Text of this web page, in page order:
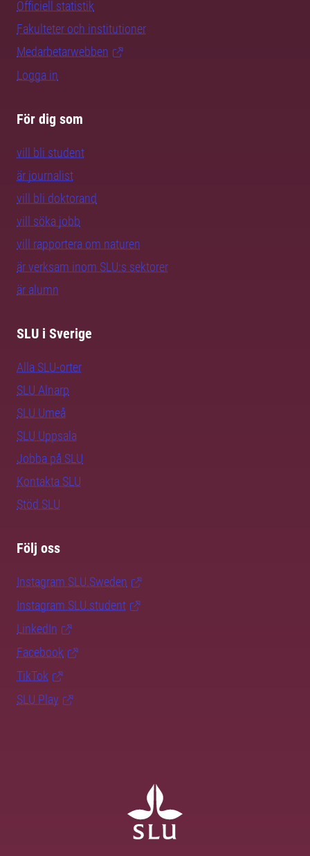
Officiell statistik
Fakulteter och institutioner
Medarbetarwebben
Logga in
För dig som
vill bli student
är journalist
vill bli doktorand
vill söka jobb
vill rapportera om naturen
är verksam inom SLU:s sektorer
är alumn
SLU i Sverige
Alla SLU-orter
SLU Alnarp
SLU Umeå
SLU Uppsala
Jobba på SLU
Kontakta SLU
Stöd SLU
Följ oss
Instagram SLU.Sweden
Instagram SLU.student
LinkedIn
Facebook
TikTok
SLU Play